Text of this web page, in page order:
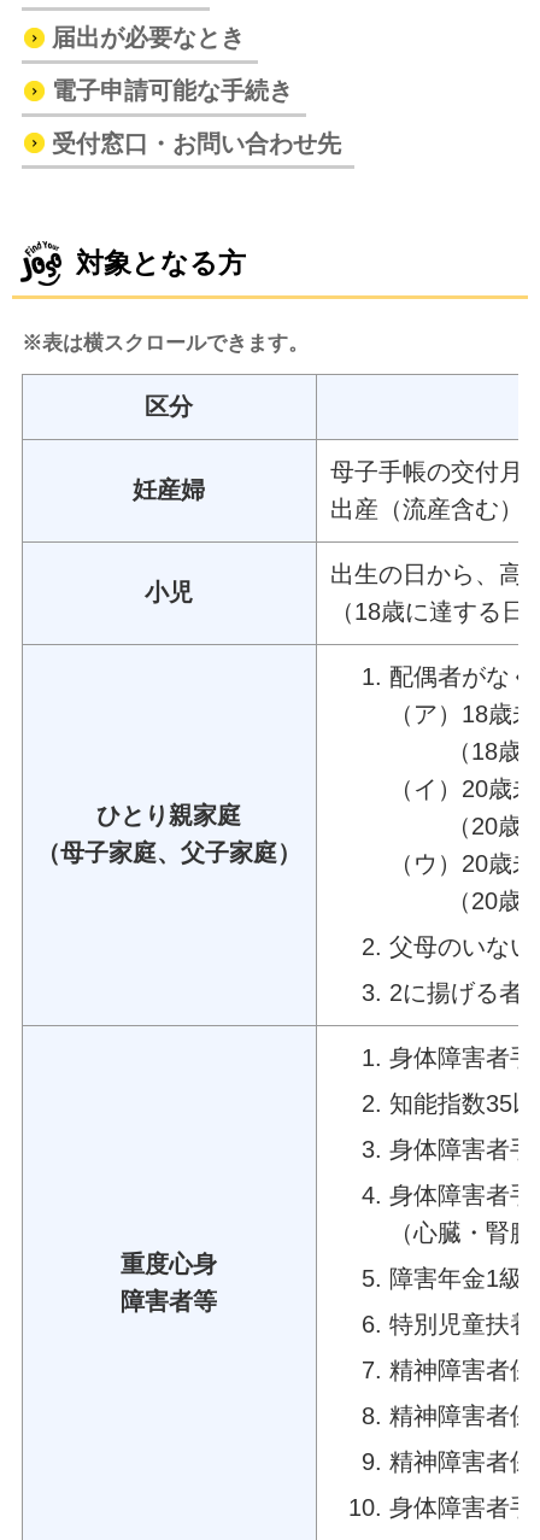
届出が必要なとき
電子申請可能な手続き
受付窓口・お問い合わせ先
対象となる方
※表は横スクロールできます。
区分
妊産婦
母子手帳の交付月
出産（流産含む）
小児
出生の日から、高
（18歳に達する
ひとり親家庭
（母子家庭、父子家庭）
配偶者がな
（ア）18歳
（18歳の
（イ）20歳
（20歳の
（ウ）20歳
（20歳の
父母のいない
2に揚げる者
重度心身
障害者等
身体障害者
知能指数35
身体障害者
身体障害者
（心臓・腎
障害年金1級
特別児童扶
精神障害者
精神障害者
精神障害者
身体障害者